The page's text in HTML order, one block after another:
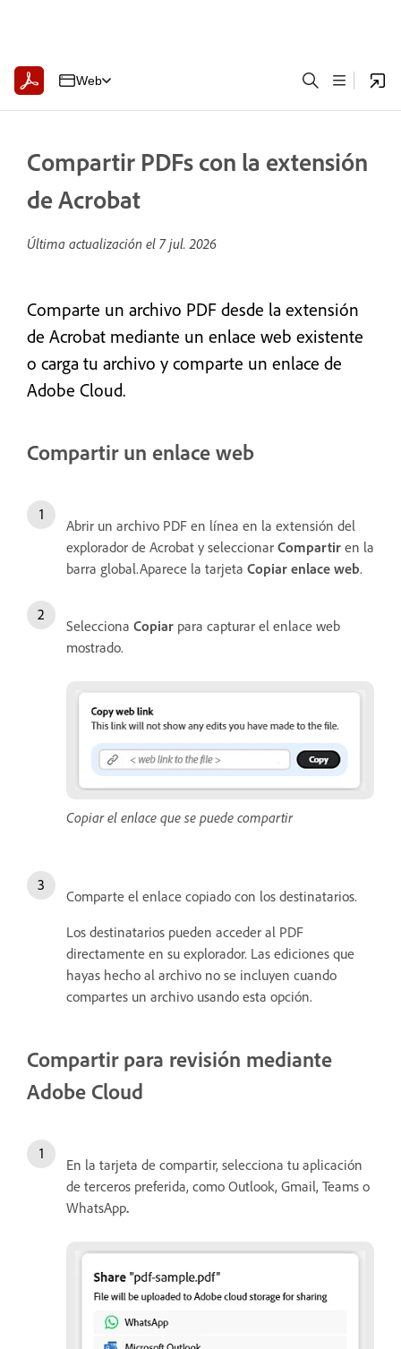
Web
Compartir PDFs con la extensión
de Acrobat
Última actualización el 7 jul. 2026
Comparte un archivo PDF desde la extensión
de Acrobat mediante un enlace web existente
o carga tu archivo y comparte un enlace de
Adobe Cloud.
Compartir un enlace web
Abrir un archivo PDF en línea en la extensión del
explorador de Acrobat y seleccionar Compartir en la
barra global.Aparece la tarjeta Copiar enlace web.
Selecciona Copiar para capturar el enlace web
mostrado.
Copiar el enlace que se puede compartir
Comparte el enlace copiado con los destinatarios.
Los destinatarios pueden acceder al PDF
directamente en su explorador. Las ediciones que
hayas hecho al archivo no se incluyen cuando
compartes un archivo usando esta opción.
Compartir para revisión mediante
Adobe Cloud
En la tarjeta de compartir, selecciona tu aplicación
de terceros preferida, como Outlook, Gmail, Teams o
WhatsApp.